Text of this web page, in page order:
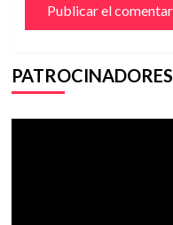
PATROCINADORES